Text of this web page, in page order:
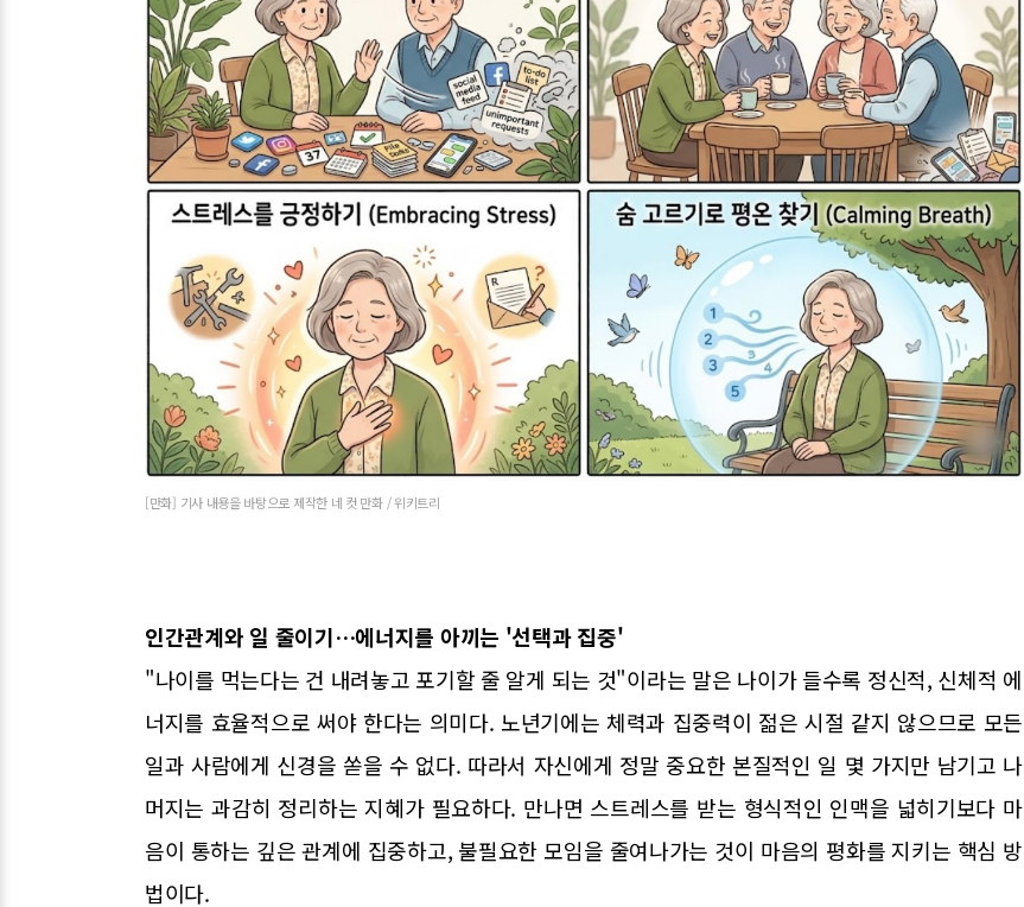
[만화] 기사 내용을 바탕으로 제작한 네 컷 만화 / 위키트리
인간관계와 일 줄이기…에너지를 아끼는 '선택과 집중'
"나이를 먹는다는 건 내려놓고 포기할 줄 알게 되는 것"이라는 말은 나이가 들수록 정신적, 신체적 에
너지를 효율적으로 써야 한다는 의미다. 노년기에는 체력과 집중력이 젊은 시절 같지 않으므로 모든
일과 사람에게 신경을 쏟을 수 없다. 따라서 자신에게 정말 중요한 본질적인 일 몇 가지만 남기고 나
머지는 과감히 정리하는 지혜가 필요하다. 만나면 스트레스를 받는 형식적인 인맥을 넓히기보다 마
음이 통하는 깊은 관계에 집중하고, 불필요한 모임을 줄여나가는 것이 마음의 평화를 지키는 핵심 방
법이다.